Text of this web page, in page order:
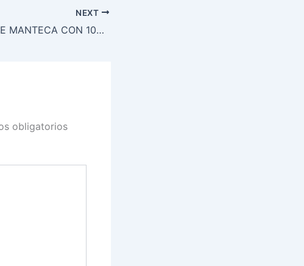
NEXT
FIGAZAS DE MANTECA CON 100% HARINA INTEGRAL
obligatorios